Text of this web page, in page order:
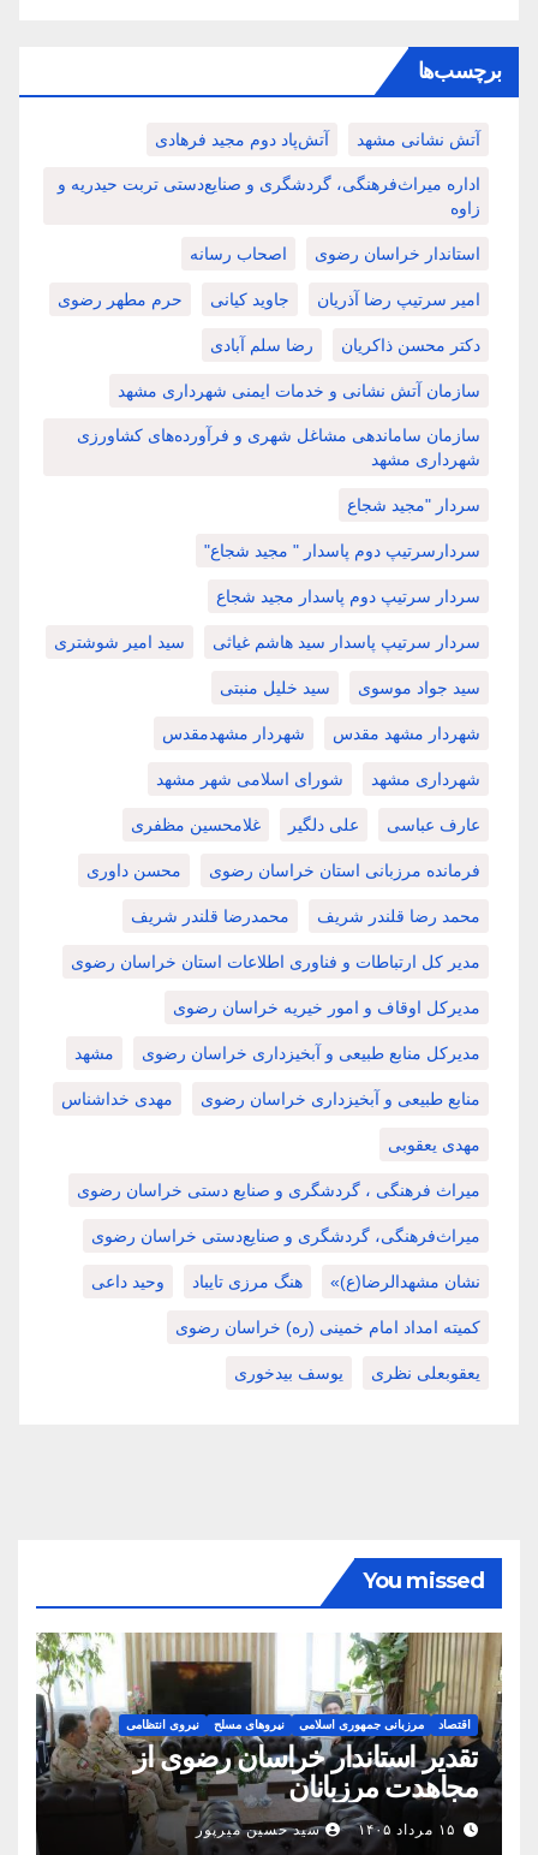
برچسب‌ها
آتش نشانی مشهد آتش‌پاد دوم مجید فرهادی
اداره میراث‌فرهنگی، گردشگری و صنایع‌دستی تربت حیدریه و
زاوه
استاندار خراسان رضوی اصحاب رسانه
امیر سرتیپ رضا آذریان جاوید کیانی حرم مطهر رضوی
دکتر محسن ذاکریان رضا سلم آبادی
سازمان آتش نشانی و خدمات ایمنی شهرداری مشهد
سازمان ساماندهی مشاغل شهری و فرآورده‌های کشاورزی
شهرداری مشهد
سردار "مجید شجاع
سردارسرتیپ دوم پاسدار " مجید شجاع"
سردار سرتیپ دوم پاسدار مجید شجاع
سردار سرتیپ پاسدار سید هاشم غیاثی سید امیر شوشتری
سید جواد موسوی سید خلیل منبتی
شهردار مشهد مقدس شهردار مشهدمقدس
شهرداری مشهد شورای اسلامی شهر مشهد
عارف عباسی علی دلگیر غلامحسین مظفری
فرمانده مرزبانی استان خراسان رضوی محسن داوری
محمد رضا قلندر شریف محمدرضا قلندر شریف
مدیر کل ارتباطات و فناوری اطلاعات استان خراسان رضوی
مدیرکل اوقاف و امور خیریه خراسان رضوی
مدیرکل منابع طبیعی و آبخیزداری خراسان رضوی مشهد
منابع طبیعی و آبخیزداری خراسان رضوی مهدی خداشناس
مهدی یعقوبی
میراث فرهنگی ، گردشگری و صنایع دستی خراسان رضوی
میراث‌فرهنگی، گردشگری و صنایع‌دستی خراسان رضوی
نشان مشهدالرضا(ع)» هنگ مرزی تایباد وحید داعی
کمیته امداد امام خمینی (ره) خراسان رضوی
یعقوبعلی نظری یوسف بیدخوری
You missed
اقتصاد مرزبانی جمهوری اسلامی نیروهای مسلح نیروی انتظامی
تقدیر استاندار خراسان رضوی از
مجاهدت مرزبانان
۱۵ مرداد ۱۴۰۵ سید حسین میرپور